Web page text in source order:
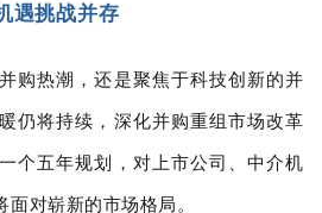
遇挑战并存
购热潮，还是聚焦于科技创新的并
仍将持续，深化并购重组市场改革
个五年规划，对上市公司、中介机
对崭新的市场格局。